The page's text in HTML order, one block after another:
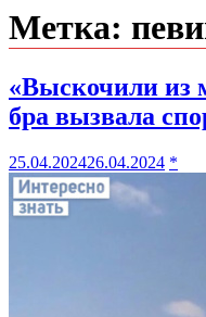
Метка:
«Выскочили из
бра вызвала
25.04.202426.04.2024 *